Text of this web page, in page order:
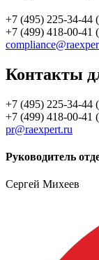
+7 (495) 225-34-44
+7 (499) 418-00-41
Контакты
+7 (495) 225-34-44
+7 (499) 418-00-41
pr@raexpert.ru
Руководитель
Сергей Михеев